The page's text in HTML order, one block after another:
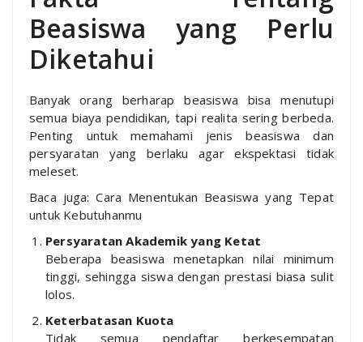
Beasiswa yang Perlu
Diketahui
Banyak orang berharap beasiswa bisa menutupi
semua biaya pendidikan, tapi realita sering berbeda.
Penting untuk memahami jenis beasiswa dan
persyaratan yang berlaku agar ekspektasi tidak
meleset.
Baca juga: Cara Menentukan Beasiswa yang Tepat
untuk Kebutuhanmu
Persyaratan Akademik yang Ketat
Beberapa beasiswa menetapkan nilai minimum
tinggi, sehingga siswa dengan prestasi biasa sulit
lolos.
Keterbatasan Kuota
Tidak semua pendaftar berkesempatan